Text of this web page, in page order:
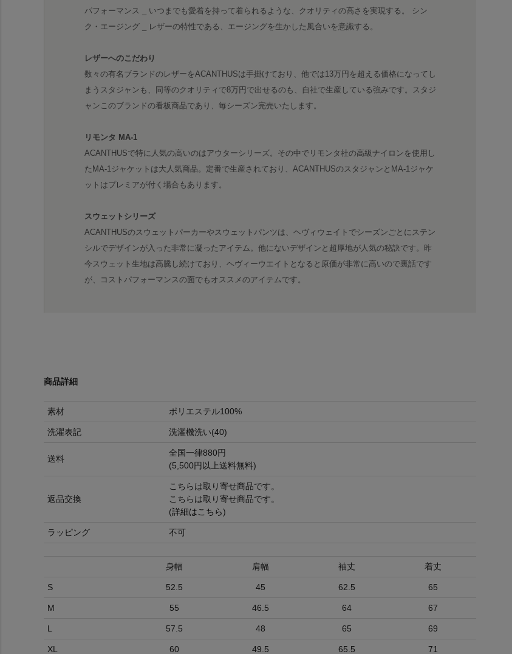
パフォーマンス _ いつまでも愛着を持って着られるような、クオリティの高さを実現する。 シン
ク・エージング _ レザーの特性である、エージングを生かした風合いを意識する。
レザーへのこだわり
数々の有名ブランドのレザーをACANTHUSは手掛けており、他では13万円を超える価格になってし
まうスタジャンも、同等のクオリティで8万円で出せるのも、自社で生産している強みです。スタジ
ャンこのブランドの看板商品であり、毎シーズン完売いたします。
リモンタ MA-1
ACANTHUSで特に人気の高いのはアウターシリーズ。その中でリモンタ社の高級ナイロンを使用し
たMA-1ジャケットは大人気商品。定番で生産されており、ACANTHUSのスタジャンとMA-1ジャケ
ットはプレミアが付く場合もあります。
スウェットシリーズ
ACANTHUSのスウェットパーカーやスウェットパンツは、ヘヴィウェイトでシーズンごとにステン
シルでデザインが入った非常に凝ったアイテム。他にないデザインと超厚地が人気の秘訣です。昨
今スウェット生地は高騰し続けており、ヘヴィーウエイトとなると原価が非常に高いので裏話です
が、コストパフォーマンスの面でもオススメのアイテムです。
商品詳細
素材 ポリエステル100%
洗濯表記 洗濯機洗い(40)
送料
全国一律880円
(5,500円以上送料無料)
返品交換
こちらは取り寄せ商品です。
こちらは取り寄せ商品です。
(詳細はこちら)
ラッピング 不可
身幅 肩幅 袖丈 着丈
S 52.5 45 62.5 65
M 55 46.5 64 67
L 57.5 48 65 69
XL 60 49.5 65.5 71